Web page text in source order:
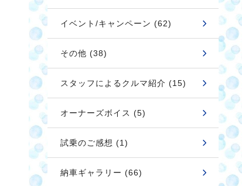
イベント/キャンペーン (62)
その他 (38)
スタッフによるクルマ紹介 (15)
オーナーズボイス (5)
試乗のご感想 (1)
納車ギャラリー (66)